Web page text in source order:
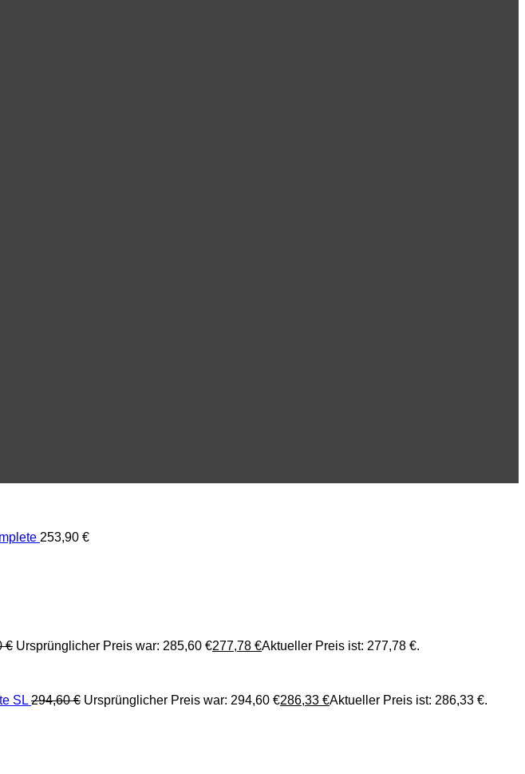
253,90 €
€ Ursprünglicher Preis war: 285,60 €277,78 €Aktueller Preis ist: 277,78 €.
SL 294,60€ Ursprünglicher Preis war: 294,60 €286,33 €Aktueller Preis ist: 286,33 €.